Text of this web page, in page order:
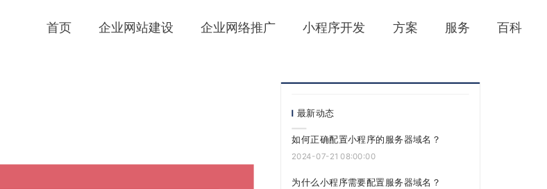
首页 企业网站建设 企业网络推广 小程序开发 方案 服务 百科
最新动态
如何正确配置小程序的服务器域名？
2024-07-21 08:00:00
为什么小程序需要配置服务器域名？